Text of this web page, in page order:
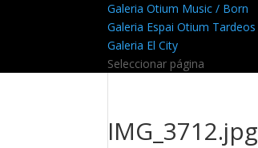
Galeria Otium Music / Born
Galeria Espai Otium Tardeos
Galeria El City
Seleccionar página
IMG_3712.jpg